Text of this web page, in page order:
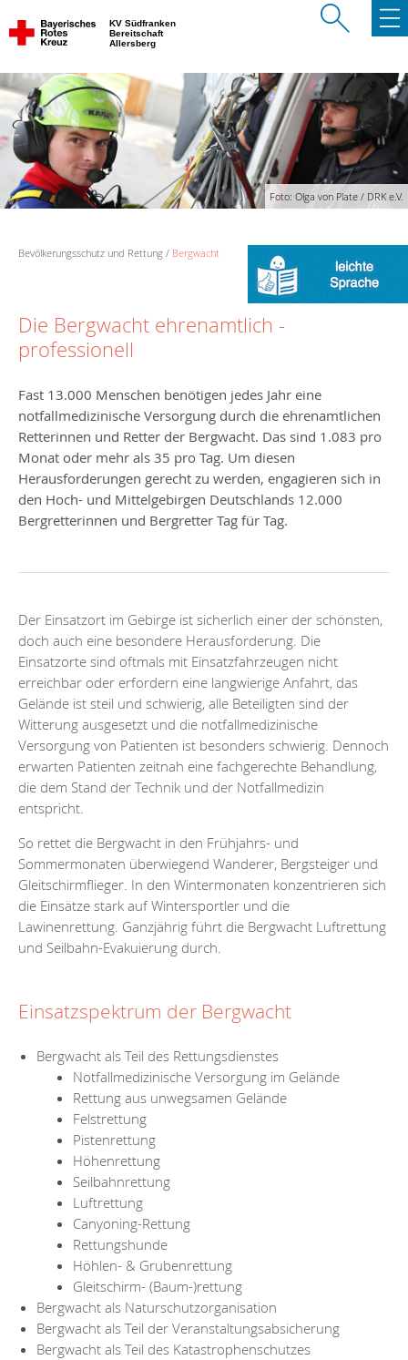
KV Südfranken
Bereitschaft
Allersberg
Foto: Olga von Plate / DRK e.V.
Bevölkerungsschutz und Rettung Bergwacht
Die Bergwacht ehrenamtlich -
professionell
Fast 13.000 Menschen benötigen jedes Jahr eine
notfallmedizinische Versorgung durch die ehrenamtlichen
Retterinnen und Retter der Bergwacht. Das sind 1.083 pro
Monat oder mehr als 35 pro Tag. Um diesen
Herausforderungen gerecht zu werden, engagieren sich in
den Hoch- und Mittelgebirgen Deutschlands 12.000
Bergretterinnen und Bergretter Tag für Tag.
Der Einsatzort im Gebirge ist sicherlich einer der schönsten,
doch auch eine besondere Herausforderung. Die
Einsatzorte sind oftmals mit Einsatzfahrzeugen nicht
erreichbar oder erfordern eine langwierige Anfahrt, das
Gelände ist steil und schwierig, alle Beteiligten sind der
Witterung ausgesetzt und die notfallmedizinische
Versorgung von Patienten ist besonders schwierig. Dennoch
erwarten Patienten zeitnah eine fachgerechte Behandlung,
die dem Stand der Technik und der Notfallmedizin
entspricht.
So rettet die Bergwacht in den Frühjahrs- und
Sommermonaten überwiegend Wanderer, Bergsteiger und
Gleitschirmflieger. In den Wintermonaten konzentrieren sich
die Einsätze stark auf Wintersportler und die
Lawinenrettung. Ganzjährig führt die Bergwacht Luftrettung
und Seilbahn-Evakuierung durch.
Einsatzspektrum der Bergwacht
Bergwacht als Teil des Rettungsdienstes
Notfallmedizinische Versorgung im Gelände
Rettung aus unwegsamen Gelände
Felstrettung
Pistenrettung
Höhenrettung
Seilbahnrettung
Luftrettung
Canyoning-Rettung
Rettungshunde
Höhlen- & Grubenrettung
Gleitschirm- (Baum-)rettung
Bergwacht als Naturschutzorganisation
Bergwacht als Teil der Veranstaltungsabsicherung
Bergwacht als Teil des Katastrophenschutzes